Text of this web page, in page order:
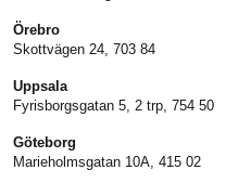
Örebro
Skottvägen 24, 703 84
Uppsala
Fyrisborgsgatan 5, 2 trp, 754 50
Göteborg
Marieholmsgatan 10A, 415 02